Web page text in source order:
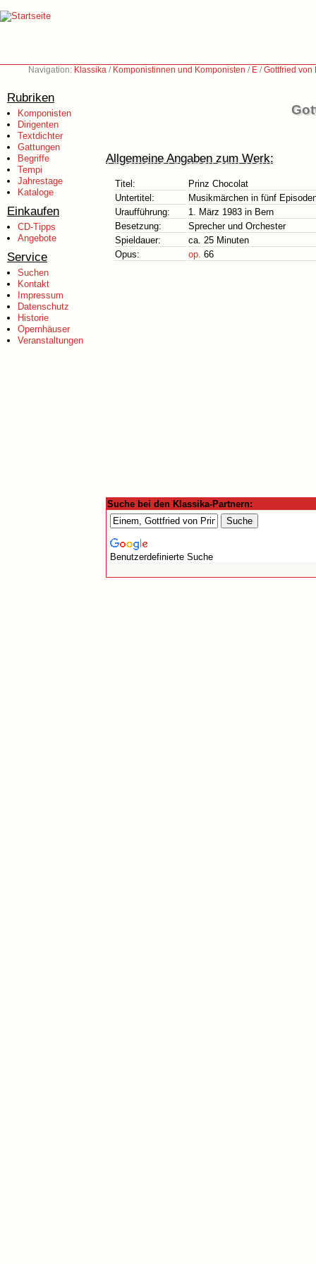
Navigation: Klassika / Komponistinnen und Komponisten / E /Gottfried von
Rubriken
Komponisten
Dirigenten
Textdichter
Gattungen
Begriffe
Tempi
Jahrestage
Kataloge
Einkaufen
CD-Tipps
Angebote
Service
Suchen
Kontakt
Impressum
Datenschutz
Historie
Opernhäuser
Veranstaltungen
Allgemeine Angaben zum Werk:
Titel:
Prinz Chocolat
Untertitel:
Musikmärchen in fünf
Uraufführung:
1. März 1983 in Bern
Besetzung:
Sprecher und Orchester
Spieldauer:
ca. 25 Minuten
Opus:
op. 66
Suche bei den Klassika-Partnern:
Benutzerdefinierte Suche